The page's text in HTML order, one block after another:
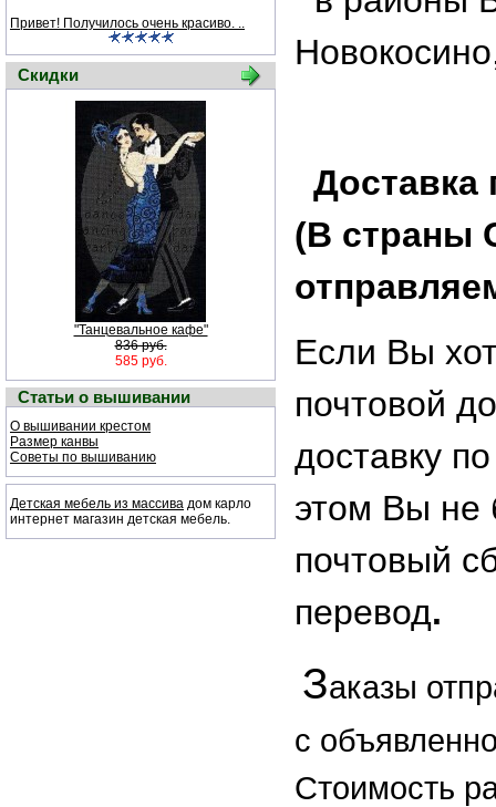
Привет! Получилось очень красиво. ..
Скидки
"Танцевальное кафе"
836 руб.
585 руб.
Статьи о вышивании
О вышивании крестом
Размер канвы
Советы по вышиванию
Детская мебель из массива дом карло
интернет магазин детская мебель.
Доставка
(В страны
Если Вы
почтовой
доставку
этом Вы не
почтовый
перевод.
Заказы
с
Стоимость